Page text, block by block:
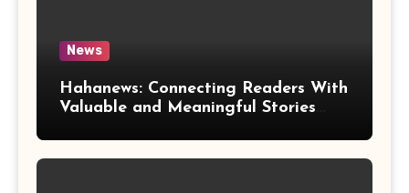
News
Hahanews: Connecting Readers With
Valuable and Meaningful Stories